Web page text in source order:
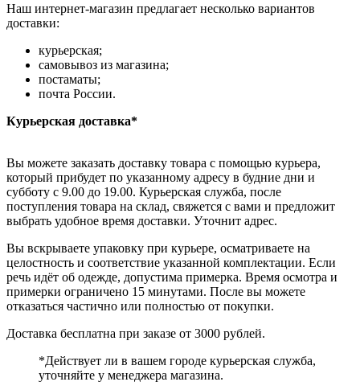
Наш интернет-магазин предлагает несколько вариантов
доставки:
курьерская;
самовывоз из магазина;
постаматы;
почта России.
Курьерская доставка*
Вы можете заказать доставку товара с помощью курьера,
который прибудет по указанному адресу в будние дни и
субботу с 9.00 до 19.00. Курьерская служба, после
поступления товара на склад, свяжется с вами и предложит
выбрать удобное время доставки. Уточнит адрес.
Вы вскрываете упаковку при курьере, осматриваете на
целостность и соответствие указанной комплектации. Если
речь идёт об одежде, допустима примерка. Время осмотра и
примерки ограничено 15 минутами. После вы можете
отказаться частично или полностью от покупки.
Доставка бесплатна при заказе от 3000 рублей.
*Действует ли в вашем городе курьерская служба,
уточняйте у менеджера магазина.